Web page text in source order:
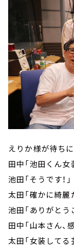
えりか様が待ち
田中「池田くん女
池田「そうです！」
太田「確かに綺麗
池田「ありがとう
田中「山本さん、
太田「女装してる